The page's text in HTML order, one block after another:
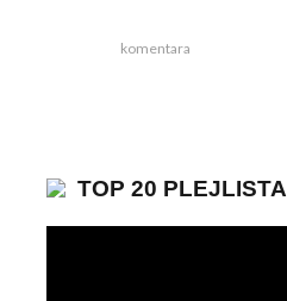
komentara
TOP 20 PLEJLISTA